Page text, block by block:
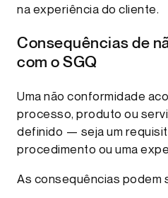
na experiência do cliente.
Consequências de
com o SGQ
Uma não conformidade
processo, produto ou
definido — seja um
procedimento ou uma
As consequências podem